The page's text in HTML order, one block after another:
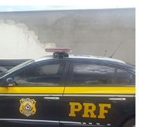
a violência no trânsito
de Picos, a PRF instituiu a
a ampliar as ações de